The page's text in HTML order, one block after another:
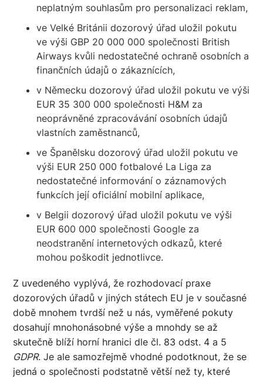
neplatným souhlasům pro personalizaci reklam,
ve Velké Británii dozorový úřad uložil pokutu
ve výši GBP 20 000 000 společnosti British
Airways kvůli nedostatečné ochraně osobních a
finančních údajů o zákaznících,
v Německu dozorový úřad uložil pokutu ve výši
EUR 35 300 000 společnosti H&M za
neoprávněné zpracovávání osobních údajů
vlastních zaměstnanců,
ve Španělsku dozorový úřad uložil pokutu ve
výši EUR 250 000 fotbalové La Liga za
nedostatečné informování o záznamových
funkcích její oficiální mobilní aplikace,
v Belgii dozorový úřad uložil pokutu ve výši
EUR 600 000 společnosti Google za
neodstranění internetových odkazů, které
mohou poškodit jednotlivce.
Z uvedeného vyplývá, že rozhodovací praxe
dozorových úřadů v jiných státech EU je v současné
době mnohem tvrdší než u nás, vyměřené pokuty
dosahují mnohonásobné výše a mnohdy se až
skutečně blíží horní hranici dle čl. 83 odst. 4 a 5
GDPR. Je ale samozřejmě vhodné podotknout, že se
jedná o společnosti podstatně větší než ty, které